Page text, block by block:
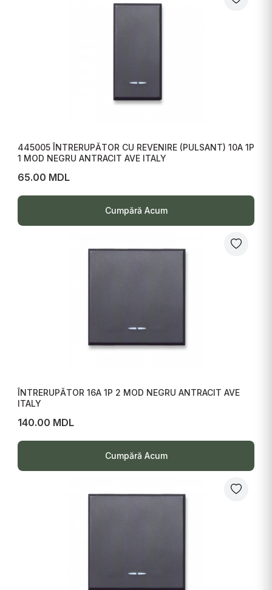
445005 ÎNTRERUPĂTOR CU REVENIRE (PULSANT) 10A 1P
1 MOD NEGRU ANTRACIT AVE ITALY
65.00 MDL
Cumpără Acum
ÎNTRERUPĂTOR 16A 1P 2 MOD NEGRU ANTRACIT AVE
ITALY
140.00 MDL
Cumpără Acum